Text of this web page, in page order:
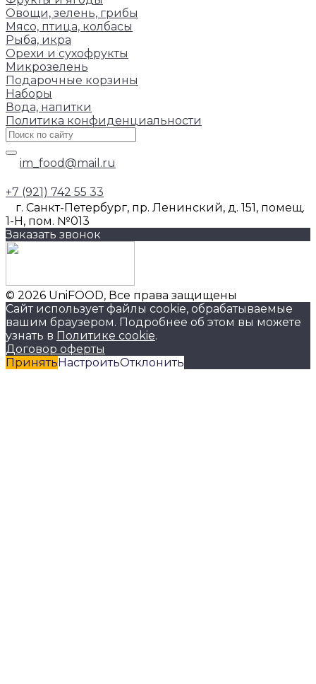
Овощи, зелень, грибы
Мясо, птица, колбасы
Рыба, икра
Орехи и сухофрукты
Микрозелень
Подарочные корзины
Наборы
Вода, напитки
Политика конфиденциальности
im_food@mail.ru
+7 (921) 742 55 33
г. Санкт-Петербург, пр. Ленинский, д. 151, помещ.
1-Н, пом. №013
Заказать звонок
© 2026 UniFOOD, Все права защищены
Сайт использует файлы cookie, обрабатываемые
вашим браузером. Подробнее об этом вы можете
узнать в Политике cookie.
Договор оферты
ПринятьНастроитьОтклонить